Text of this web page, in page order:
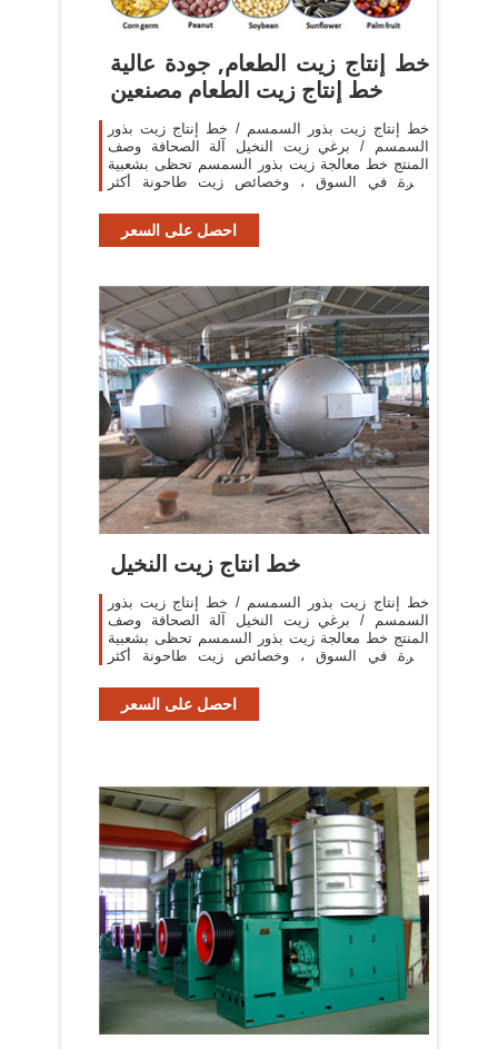
خط إنتاج زيت الطعام, جودة عالية
خط إنتاج زيت الطعام مصنعين
خط إنتاج زيت بذور السمسم / خط إنتاج زيت بذور
السمسم / برغي زيت النخيل آلة الصحافة وصف
المنتج خط معالجة زيت بذور السمسم تحظى بشعبية
كبيرة في السوق ، وخصائص زيت طاحونة أكثر
احصل على السعر
خط انتاج زيت النخيل
خط إنتاج زيت بذور السمسم / خط إنتاج زيت بذور
السمسم / برغي زيت النخيل آلة الصحافة وصف
المنتج خط معالجة زيت بذور السمسم تحظى بشعبية
كبيرة في السوق ، وخصائص زيت طاحونة أكثر
احصل على السعر